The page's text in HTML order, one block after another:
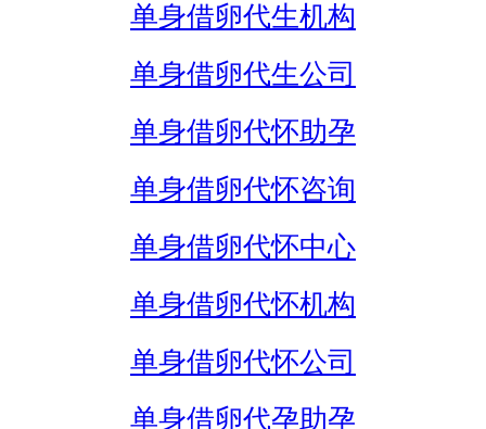
单身借卵代生机构
单身借卵代生公司
单身借卵代怀助孕
单身借卵代怀咨询
单身借卵代怀中心
单身借卵代怀机构
单身借卵代怀公司
单身借卵代孕助孕